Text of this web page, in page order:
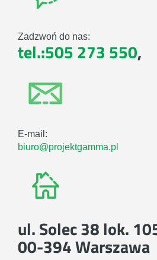
Zadzwoń do nas:
tel.:505 273 550,
E-mail:
biuro@projektgamma.pl
ul. Solec 38 lok.
00-394 Warszawa